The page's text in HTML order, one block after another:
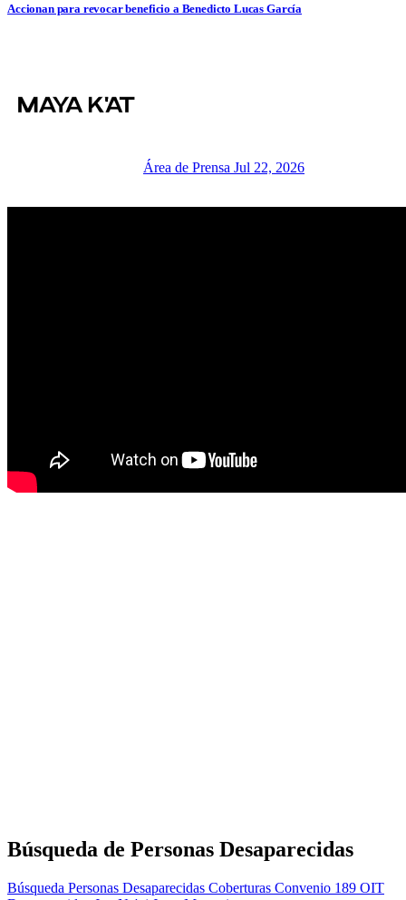
Accionan para revocar beneficio a Benedicto Lucas García
Área de Prensa Jul 22, 2026
Búsqueda de Personas Desaparecidas
Búsqueda Personas Desaparecidas Coberturas Convenio 189 OIT